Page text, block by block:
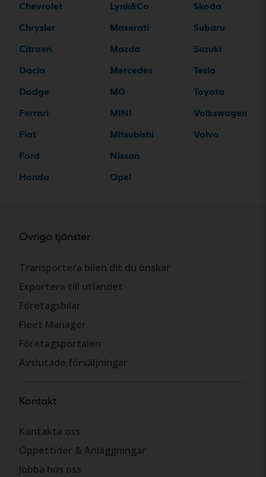
Chevrolet
Chrysler
Citroen
Dacia
Dodge
Ferrari
Fiat
Ford
Honda
Lynk&Co
Maserati
Mazda
Mercedes
MG
MINI
Mitsubishi
Nissan
Opel
Skoda
Subaru
Suzuki
Tesla
Toyota
Volkswagen
Volvo
Övriga tjänster
Transportera bilen dit du önskar
Exportera till utlandet
Företagsbilar
Fleet Manager
Företagsportalen
Avslutade försäljningar
Kontakt
Kontakta oss
Öppettider & Anläggningar
Jobba hos oss